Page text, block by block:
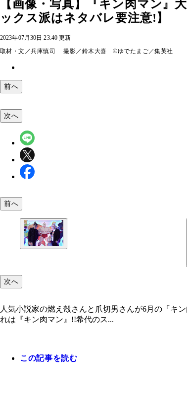
【画像・写真】『キン肉マン』
ックス派はネタバレ要注意!】
2023年07月30日 23:40 更新
取材・文／兵庫慎司 撮影／鈴木大喜 ©ゆでたまご／集英社
前へ
次へ
前へ
次へ
人気小説家の燃え殻さんと爪切男さんが6月の『キ
れは『キン肉マン』!!希代のス...
この記事を読む